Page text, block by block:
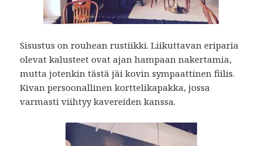
Sisustus on rouhean rustiikki. Liikuttavan eriparia
olevat kalusteet ovat ajan hampaan nakertamia,
mutta jotenkin tästä jäi kovin sympaattinen fiilis.
Kivan persoonallinen korttelikapakka, jossa
varmasti viihtyy kavereiden kanssa.